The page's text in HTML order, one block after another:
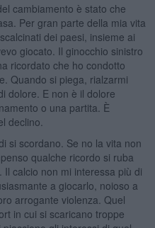
cambiamento è stato che
Per gran parte della mia vita
dei paesi, insieme ai
giocato. Il ginocchio sinistro
ricordato che ho condotto
Quando si piega, rialzarmi
dolore. E non è il dolore
o una partita. È
declino.
si scordano. Se no la vita non
qualche ricordo si ruba
calcio non mi interessa più di
a giocarlo, noioso a
arrogante violenza. Quel
in cui si scaricano troppe